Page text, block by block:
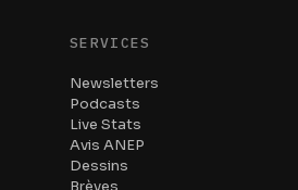
SERVICES
Newsletters
Podcasts
Live Stats
Avis ANEP
Dessins
Brèves